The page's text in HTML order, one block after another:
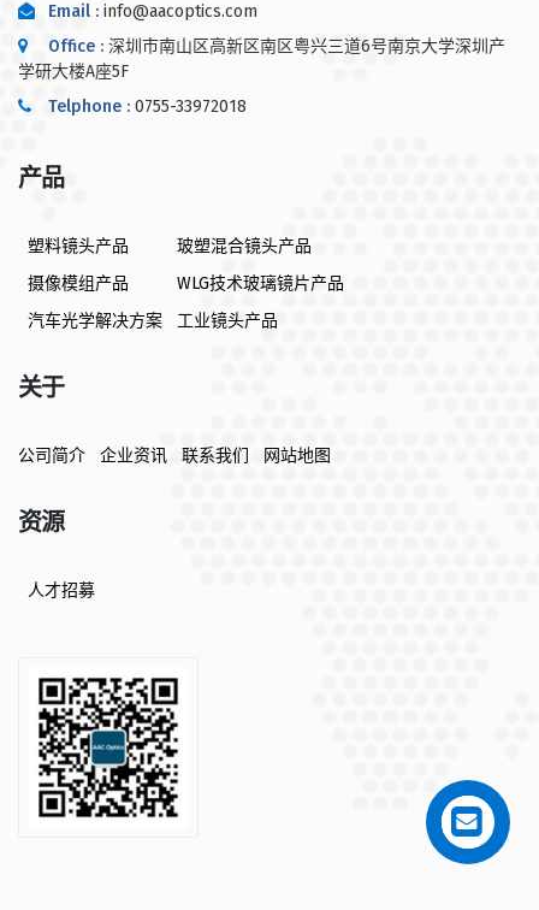
Email : info@aacoptics.com
Office : 深圳市南山区高新区南区粤兴三道6号南京大学深圳产
学研大楼A座5F
Telphone : 0755-33972018
产品
塑料镜头产品
玻塑混合镜头产品
摄像模组产品
WLG技术玻璃镜片产品
汽车光学解决方案
工业镜头产品
关于
公司简介 企业资讯 联系我们 网站地图
资源
人才招募